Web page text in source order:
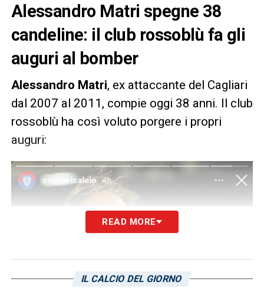
Alessandro Matri spegne 38
candeline: il club rossoblù fa gli
auguri al bomber
Alessandro Matri, ex attaccante del Cagliari
dal 2007 al 2011, compie oggi 38 anni. Il club
rossoblù ha così voluto porgere i propri
auguri:
READ MORE
IL CALCIO DEL GIORNO